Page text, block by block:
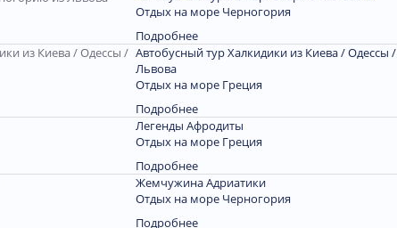
Отдых на море Черногория
Подробнее
Автобусный тур Халкидики из Киева / Одессы /
Львова
Отдых на море Греция
Подробнее
Легенды Афродиты
Отдых на море Греция
Подробнее
Жемчужина Адриатики
Отдых на море Черногория
Подробнее